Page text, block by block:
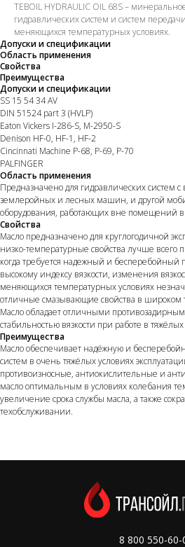
TEBOIL HYDRAULIC OIL 68S –
гидравлических систем и систем
меняющихся температурных условиях.
Допуски и спецификации
Область применения
Свойства
Преимущества
Допуски и спецификации
SS 15 54 34 AV
DIN 51524 part 3 (HVLP)
Eaton Vickers I-286-S, M-2950-S
Denison HF-0, HF-1, HF-2
Cincinnati Machine P-68, P-69, P-70
PALFINGER
Область применения
Предназначено для гидравлических систем
землеройных и лесных машин, и другой
оборудования, работающих вне помещений в
Свойства
Масло предназначено для круглогодичной
низко-температурные свойства лучше всего
когда требуется надежный и бесперебойный
высокому индексу вязкости, изменения
меняющихся температурных условиях
отличные смазывающие свойства в широком
Масло обладает отличными
стабильностью вязкости при работе в
Преимущества
Масло обеспечивает надёжную и
систем в очень тяжёлых условиях
противоизносные, антиокислительные и
масло оптимальным в условиях колебания
увеличение срока службы масла, а также
техобслуживании.
8 800 550-60-